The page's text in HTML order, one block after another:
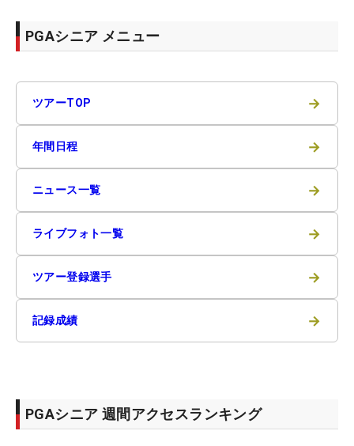
PGAシニア メニュー
ツアーTOP →
年間日程 →
ニュース一覧 →
ライブフォト一覧 →
ツアー登録選手 →
記録成績 →
PGAシニア 週間アクセスランキング